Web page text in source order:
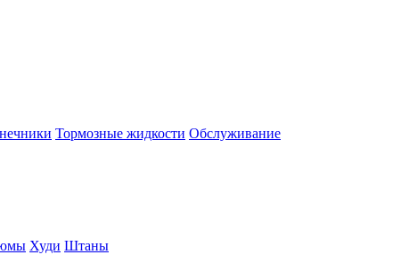
Тормозные жидкости Обслуживание
Худи Штаны